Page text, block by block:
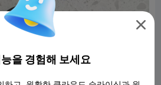

을 경험해 보세요